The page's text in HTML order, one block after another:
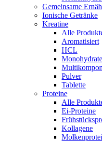
Gemeinsame
Ionische Getränke
Kreatine
Alle
Aromatisiert
HCL
Monohydrate
Pulver
Tablette
Proteine
Alle
Ei-Proteine
Kollagene